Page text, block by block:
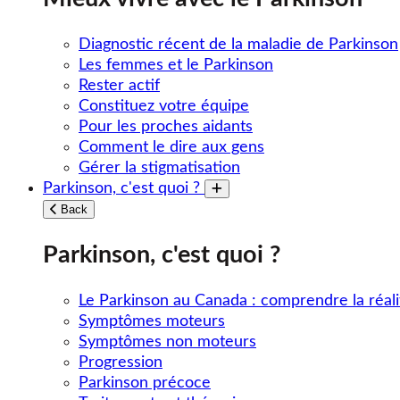
Diagnostic récent de la maladie de Parkinson
Les femmes et le Parkinson
Rester actif
Constituez votre équipe
Pour les proches aidants
Comment le dire aux gens
Gérer la stigmatisation
Parkinson, c'est quoi ?
Toggle submenu
Back
Parkinson, c'est quoi ?
Le Parkinson au Canada : comprendre la
Symptômes moteurs
Symptômes non moteurs
Progression
Parkinson précoce